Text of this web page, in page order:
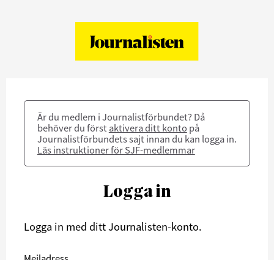
Är du medlem i Journalistförbundet? Då
behöver du först aktivera ditt konto på
Journalistförbundets sajt innan du kan logga in.
Läs instruktioner för SJF-medlemmar
Logga in
Logga in med ditt Journalisten-konto.